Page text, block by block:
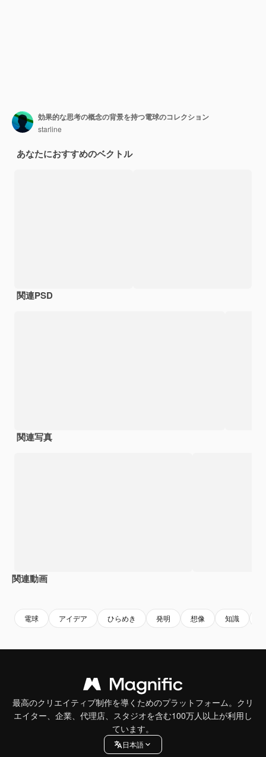
効果的な思考の概念の背景を持つ電球のコレクション
starline
あなたにおすすめのベクトル
関連PSD
関連写真
関連動画
電球 アイデア ひらめき 発明 想像 知識
最高のクリエイティブ制作を導くためのプラットフォーム。クリ
エイター、企業、代理店、スタジオを含む100万人以上が利用し
ています。
日本語